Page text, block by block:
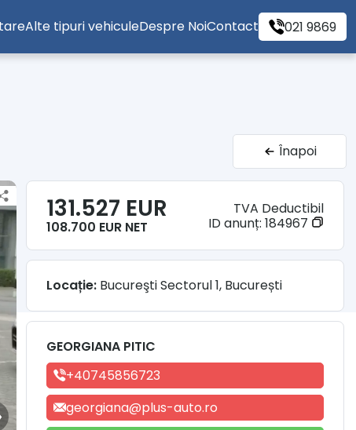
Alte tipuri vehiculeDespre NoiContact 021 9869
Înapoi
131.527 EUR
108.700 EUR NET
TVA Deductibil
ID anunț: 184967
Locație: Bucureşti Sectorul 1, București
GEORGIANA PITIC
+40745856723
georgiana@plus-auto.ro